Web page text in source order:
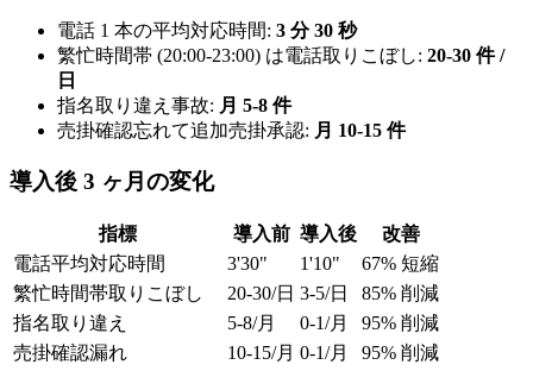
電話 1 本の平均対応時間: 3 分 30 秒
繁忙時間帯 (20:00-23:00) は電話取りこぼし: 20-30 件 /
日
指名取り違え事故: 月 5-8 件
売掛確認忘れて追加売掛承認: 月 10-15 件
導入後 3 ヶ月の変化
指標 導入前 導入後
改善
電話平均対応時間
3'30" 1'10"
67% 短縮
繁忙時間帯取りこぼし
20-30/日 3-5/日
85% 削減
指名取り違え
5-8/月 0-1/月
95% 削減
売掛確認漏れ
10-15/月 0-1/月
95% 削減